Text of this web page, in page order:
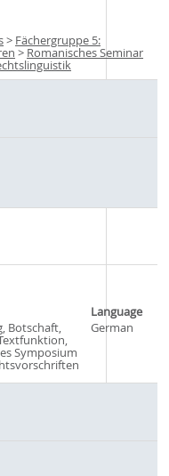
> Fächergruppe 5:
> Romanisches Seminar
Language
Botschaft,
Symposium
German